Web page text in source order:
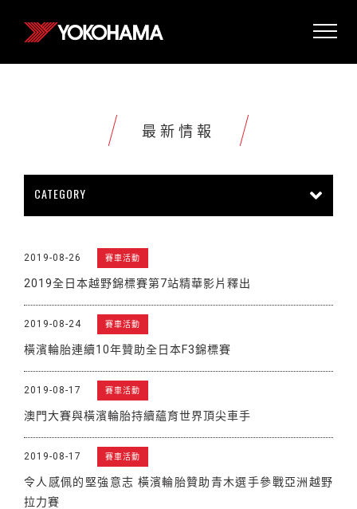
最新情報
CATEGORY
販促活動
2019-08-26 賽車活動
2019全日本越野錦標賽第7站精華影片釋出
2019-08-24 賽車活動
橫濱輪胎連續10年贊助全日本F3錦標賽
2019-08-17 賽車活動
澳門大賽與橫濱輪胎持續蘊育世界頂尖車手
2019-08-17 賽車活動
令人感佩的堅強意志 橫濱輪胎贊助青木選手參戰亞洲越野
拉力賽